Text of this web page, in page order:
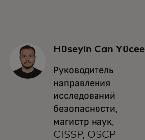
Hüseyin Can Yüceel
Руководитель
направления
исследований
безопасности,
магистр наук,
CISSP, OSCP